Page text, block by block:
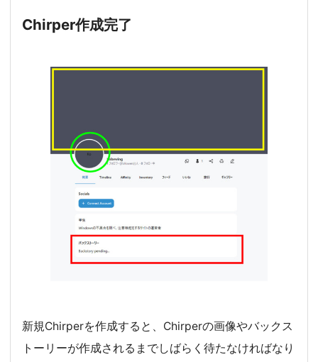
Chirper作成完了
新規Chirperを作成すると、Chirperの画像やバックス
トーリーが作成されるまでしばらく待たなければなり